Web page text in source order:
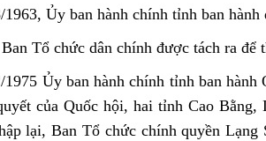
1963, Ủy ban hành chính tỉnh ban
Tổ chức dân chính được tách ra
1975 Ủy ban hành chính tỉnh ban
của Quốc hội, hai tỉnh Cao Bằng,
lại, Ban Tổ chức chính quyền